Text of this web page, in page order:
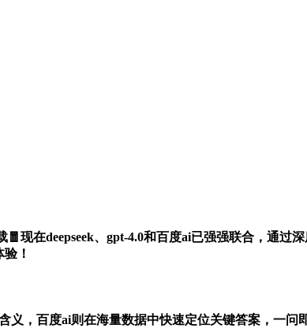
现在deepseek、gpt-4.0和百度ai已强强联合，通过
！
，百度ai则在海量数据中快速定位关键答案，一问